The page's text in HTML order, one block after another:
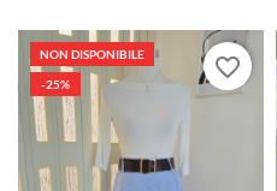
NON DISPONIBILE
-25%
favorite_border